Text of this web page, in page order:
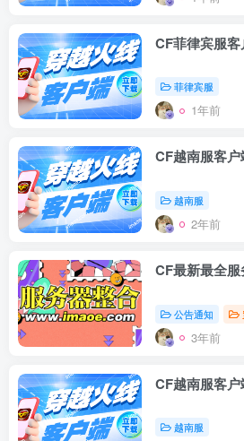
CF菲律宾服
菲律宾服
1年前
CF越南服客
越南服
2年前
CF最新最全
公告通知
3年前
CF越南服客
越南服